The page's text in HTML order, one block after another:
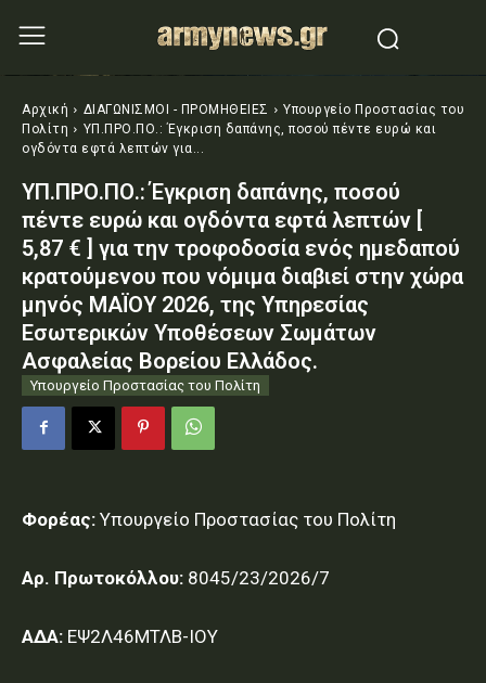
Αρχική ΔΙΑΓΩΝΙΣΜΟΙ - ΠΡΟΜΗΘΕΙΕΣ
Υπουργείο Προστασίας του
Πολίτη
ΥΠ.ΠΡΟ.ΠΟ.: Έγκριση δαπάνης, ποσού πέντε ευρώ και
ογδόντα εφτά λεπτών για...
ΥΠ.ΠΡΟ.ΠΟ.: Έγκριση δαπάνης, ποσού
πέντε ευρώ και ογδόντα εφτά λεπτών [
5,87 € ] για την τροφοδοσία ενός ημεδαπού
κρατούμενου που νόμιμα διαβιεί στην χώρα
μηνός ΜΑΪΟΥ 2026, της Υπηρεσίας
Εσωτερικών Υποθέσεων Σωμάτων
Ασφαλείας Βορείου Ελλάδος.
Υπουργείο Προστασίας του Πολίτη
Φορέας: Υπουργείο Προστασίας του Πολίτη
Αρ. Πρωτοκόλλου: 8045/23/2026/7
ΑΔΑ: ΕΨ2Λ46ΜΤΛΒ-ΙΟΥ